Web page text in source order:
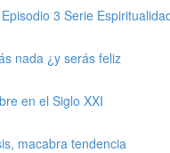
3 Serie
nada ¿y serás feliz
en el Siglo XXI
macabra tendencia